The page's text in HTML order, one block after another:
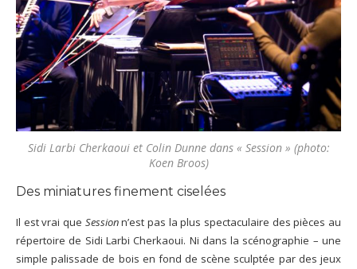
Sidi Larbi Cherkaoui et Colin Dunne dans « Session » (photo:
Koen Broos)
Des miniatures finement ciselées
Il est vrai que Sessionn’est pas la plus spectaculaire des pièces au
répertoire de Sidi Larbi Cherkaoui. Ni dans la scénographie – une
simple palissade de bois en fond de scène sculptée par des jeux